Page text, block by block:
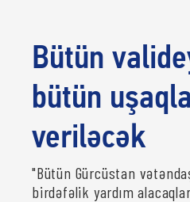
Bütün
bütün
veriləcək
"Bütün Gürcüstan
birdəfəlik yardım